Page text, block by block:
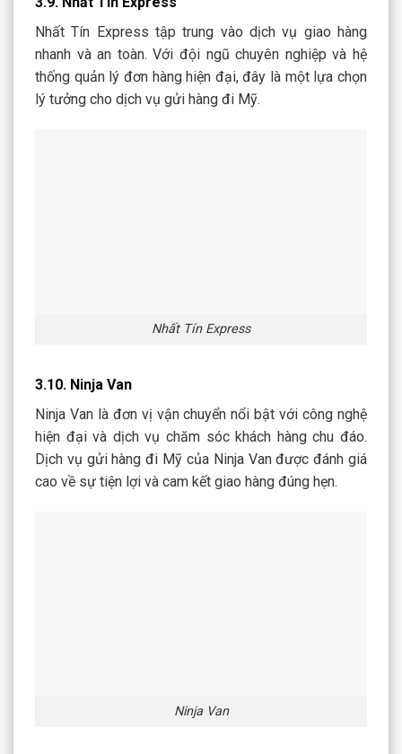
Nhất Tín Express tập trung vào dịch vụ giao hàng
nhanh và an toàn. Với đội ngũ chuyên nghiệp và hệ
thống quản lý đơn hàng hiện đại, đây là một lựa chọn
lý tưởng cho dịch vụ gửi hàng đi Mỹ.
Nhất Tín Express
3.10. Ninja Van
Ninja Van là đơn vị vận chuyển nổi bật với công nghệ
hiện đại và dịch vụ chăm sóc khách hàng chu đáo.
Dịch vụ gửi hàng đi Mỹ của Ninja Van được đánh giá
cao về sự tiện lợi và cam kết giao hàng đúng hẹn.
Ninja Van